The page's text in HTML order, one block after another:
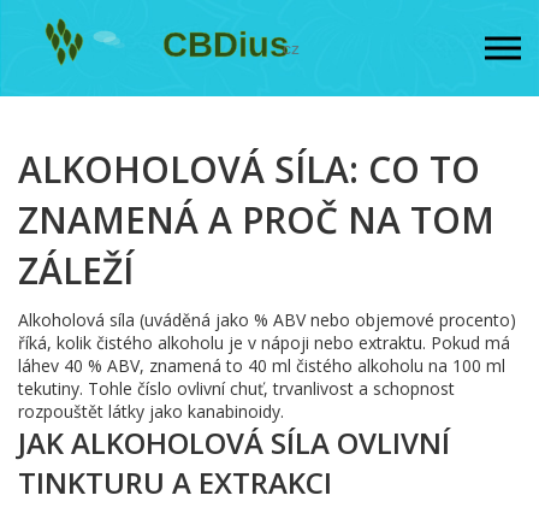
ALKOHOLOVÁ SÍLA: CO TO
ZNAMENÁ A PROČ NA TOM
ZÁLEŽÍ
Alkoholová síla (uváděná jako % ABV nebo objemové procento)
říká, kolik čistého alkoholu je v nápoji nebo extraktu. Pokud má
láhev 40 % ABV, znamená to 40 ml čistého alkoholu na 100 ml
tekutiny. Tohle číslo ovlivní chuť, trvanlivost a schopnost
rozpouštět látky jako kanabinoidy.
JAK ALKOHOLOVÁ SÍLA OVLIVNÍ
TINKTURU A EXTRAKCI